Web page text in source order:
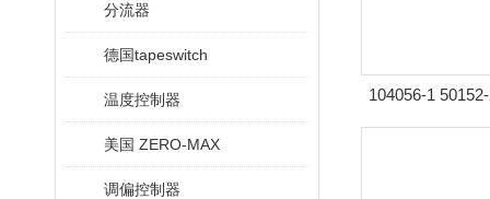
分流器
德国tapeswitch
温度控制器
美国 ZERO-MAX
调偏控制器
104056-1
气